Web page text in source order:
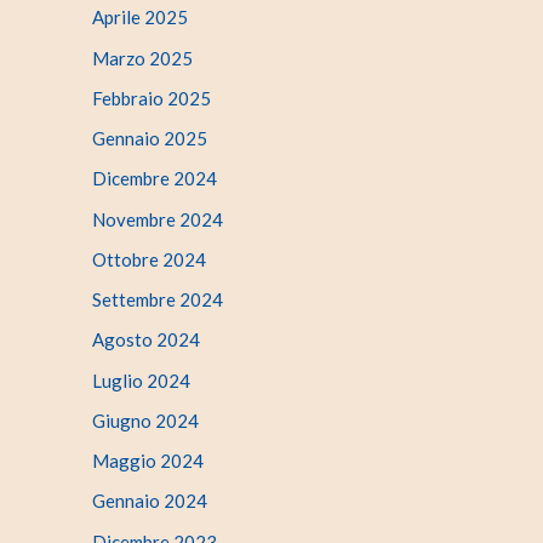
Aprile 2025
Marzo 2025
Febbraio 2025
Gennaio 2025
Dicembre 2024
Novembre 2024
Ottobre 2024
Settembre 2024
Agosto 2024
Luglio 2024
Giugno 2024
Maggio 2024
Gennaio 2024